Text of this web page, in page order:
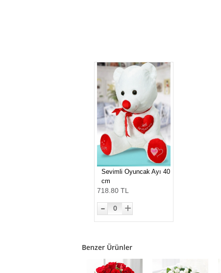
Sevimli Oyuncak Ayı 40
cm
718.80 TL
- 0 +
Benzer Ürünler